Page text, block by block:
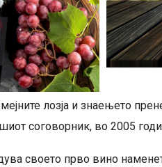
лозја и знаењето
соговорник, во 2005
своето прво вино